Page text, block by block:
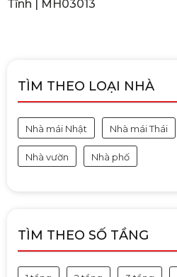
Tĩnh | MH03013
TÌM THEO LOẠI NHÀ
Nhà mái Nhật Nhà mái Thái
Nhà vườn Nhà phố
TÌM THEO SỐ TẦNG